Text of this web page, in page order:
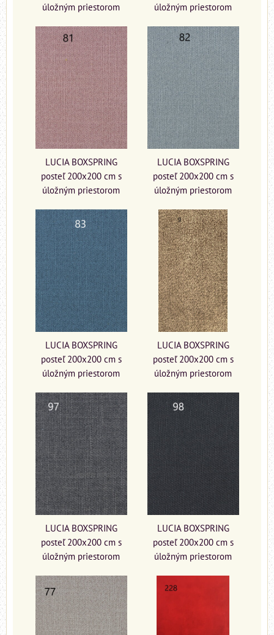
úložným priestorom
úložným priestorom
LUCIA BOXSPRING
posteľ 200x200 cm s
úložným priestorom
LUCIA BOXSPRING
posteľ 200x200 cm s
úložným priestorom
LUCIA BOXSPRING
posteľ 200x200 cm s
úložným priestorom
LUCIA BOXSPRING
posteľ 200x200 cm s
úložným priestorom
LUCIA BOXSPRING
posteľ 200x200 cm s
úložným priestorom
LUCIA BOXSPRING
posteľ 200x200 cm s
úložným priestorom